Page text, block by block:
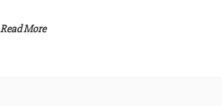
Read More